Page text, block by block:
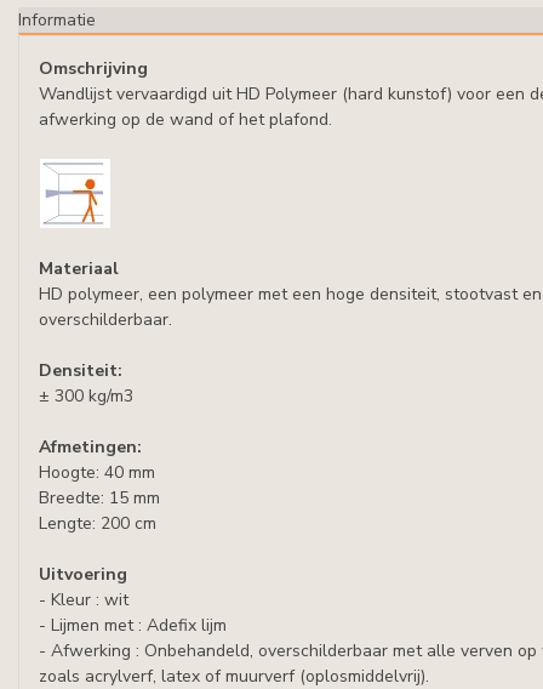
Informatie
Omschrijving
Wandlijst vervaardigd uit HD Polymeer (hard kunstof) voor een
afwerking op de wand of het plafond.
Materiaal
HD polymeer, een polymeer met een hoge densiteit, stootvast en
overschilderbaar.
Densiteit:
± 300 kg/m3
Afmetingen:
Hoogte: 40 mm
Breedte: 15 mm
Lengte: 200 cm
Uitvoering
- Kleur : wit
- Lijmen met : Adefix lijm
- Afwerking : Onbehandeld, overschilderbaar met alle verven
zoals acrylverf, latex of muurverf (oplosmiddelvrij).